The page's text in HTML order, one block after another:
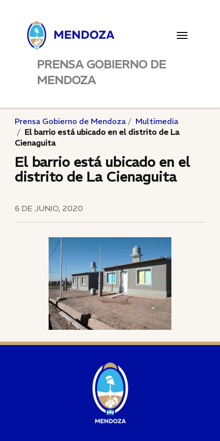
Toggle
PRENSA GOBIERNO DE
MENDOZA
Prensa Gobierno de Mendoza
Multimedia
El barrio está ubicado en el distrito de La
Cienaguita
El barrio está ubicado en el
distrito de La Cienaguita
6 DE JUNIO, 2020